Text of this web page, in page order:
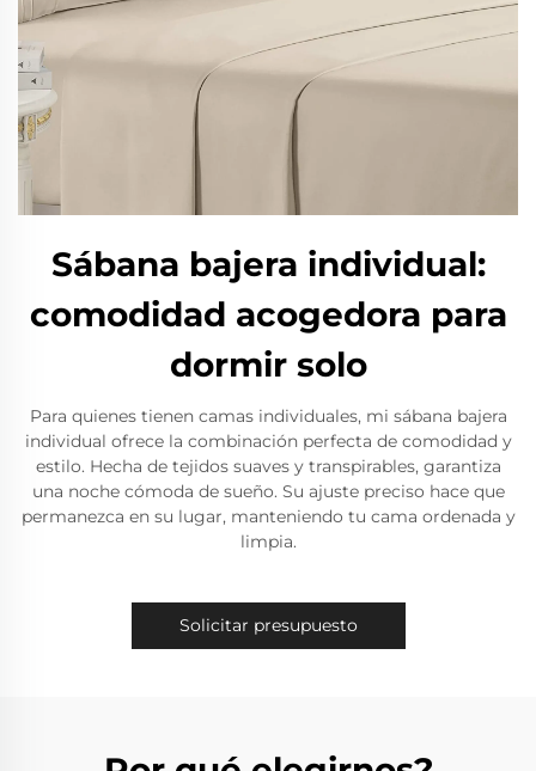
Sábana bajera individual:
comodidad acogedora para
dormir solo
Para quienes tienen camas individuales, mi sábana bajera
individual ofrece la combinación perfecta de comodidad y
estilo. Hecha de tejidos suaves y transpirables, garantiza
una noche cómoda de sueño. Su ajuste preciso hace que
permanezca en su lugar, manteniendo tu cama ordenada y
limpia.
Solicitar presupuesto